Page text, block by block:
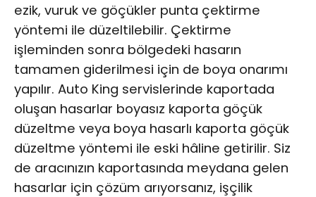
ezik, vuruk ve göçükler punta çektirme
yöntemi ile düzeltilebilir. Çektirme
işleminden sonra bölgedeki hasarın
tamamen giderilmesi için de boya onarımı
yapılır. Auto King servislerinde kaportada
oluşan hasarlar boyasız kaporta göçük
düzeltme veya boya hasarlı kaporta göçük
düzeltme yöntemi ile eski hâline getirilir. Siz
de aracınızın kaportasında meydana gelen
hasarlar için çözüm arıyorsanız, işçilik